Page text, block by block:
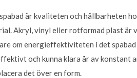
är kvaliteten och hållbarheten
Akryl, vinyl eller rotformad plast är
om energieffektiviteten i det
och kunna klara år av konstant
det över en form.